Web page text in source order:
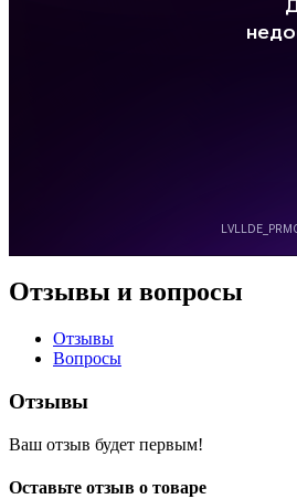
Отзывы и вопросы
Отзывы
Вопросы
Отзывы
Ваш отзыв будет первым!
Оставьте отзыв о товаре